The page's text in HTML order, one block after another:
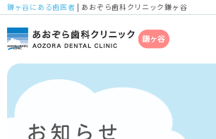
鎌ヶ谷にある歯医者 | あおぞら歯科クリニック鎌ヶ谷